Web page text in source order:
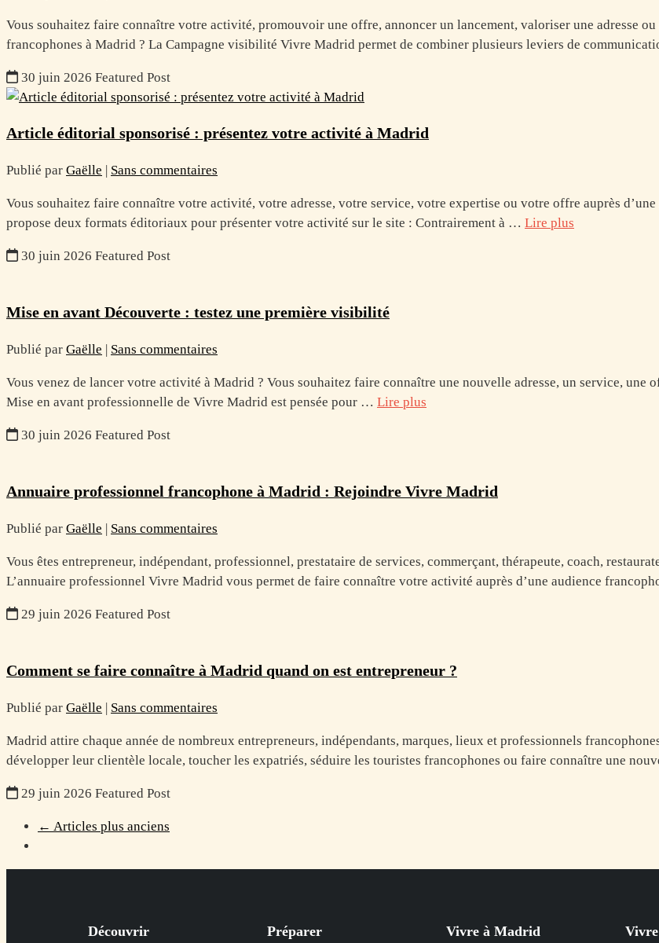
Vous souhaitez faire connaître votre activité, promouvoir une offre, annoncer un lancement, valoriser une adresse
francophones à Madrid ? La Campagne visibilité Vivre Madrid permet de combiner plusieurs leviers de
30 juin 2026 Featured Post
Article éditorial sponsorisé : présentez votre activité à Madrid
Publié par Gaëlle Sans commentaires
Vous souhaitez faire connaître votre activité, votre adresse, votre service, votre expertise ou votre offre auprès
propose deux formats éditoriaux pour présenter votre activité sur le site : Contrairement à … Lire plus
30 juin 2026 Featured Post
Mise en avant Découverte : testez une première visibilité
Publié par Gaëlle | Sans commentaires
Vous venez de lancer votre activité à Madrid ? Vous souhaitez faire connaître une nouvelle adresse, un service, une
Mise en avant professionnelle de Vivre Madrid est pensée pour … Lire plus
30 juin 2026 Featured Post
Annuaire professionnel francophone à Madrid : Rejoindre Vivre Madrid
Publié par Gaëlle | Sans commentaires
Vous êtes entrepreneur, indépendant, professionnel, prestataire de services, commerçant, thérapeute, coach,
L’annuaire professionnel Vivre Madrid vous permet de faire connaître votre activité auprès d’une audience
29 juin 2026 Featured Post
Comment se faire connaître à Madrid quand on est entrepreneur ?
Publié par Gaëlle | Sans commentaires
Madrid attire chaque année de nombreux entrepreneurs, indépendants, marques, lieux et professionnels
développer leur clientèle locale, toucher les expatriés, séduire les touristes francophones ou faire connaître une
29 juin 2026 Featured Post
← Articles plus anciens
Découvrir Préparer Vivre à Madrid